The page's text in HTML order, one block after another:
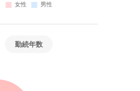
勤続年数